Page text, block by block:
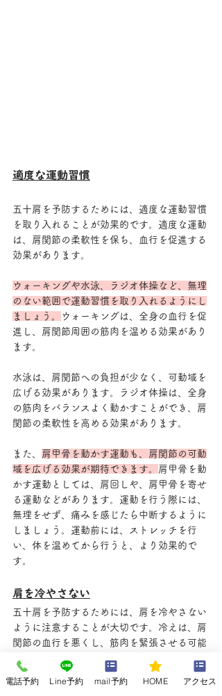
適度な運動習慣
五十肩を予防するためには、適度な運動習慣
を取り入れることが効果的です。適度な運動
は、肩関節の柔軟性を保ち、血行を促進する
効果があります。
ウォーキングや水泳、ラジオ体操など、無理
のない範囲で運動習慣を取り入れるようにし
ましょう。
ウォーキングは、全身の血行を促
進し、肩関節周囲の筋肉を温める効果があり
ます。
水泳は、肩関節への負担が少なく、可動域を
広げる効果があります。ラジオ体操は、全身
の筋肉をバランスよく動かすことができ、肩
関節の柔軟性を高める効果があります。
また、
肩甲骨を動かす運動も、肩関節の可動
域を広げる効果が期待できます。
肩甲骨を動
かす運動としては、肩回しや、肩甲骨を寄せ
る運動などがあります。運動を行う際には、
無理をせず、痛みを感じたら中断するように
しましょう。運動前には、ストレッチを行
い、体を温めてから行うと、より効果的で
す。
肩を冷やさない
五十肩を予防するためには、肩を冷やさない
ように注意することが大切です。冷えは、肩
関節の血行を悪くし、筋肉を緊張させる可能
性があります。
特に、冬場や冷房の効いた部屋では、肩を冷
電話予約 Line予約 mail予約 HOME アクセス